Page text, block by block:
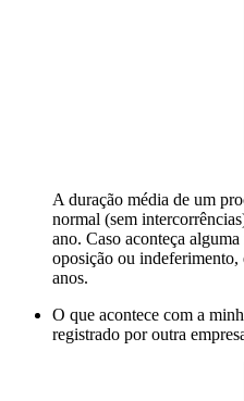
A duração média de um
normal (sem
ano. Caso aconteça
oposição ou indeferimento,
anos.
O que acontece com a
registrado por outra